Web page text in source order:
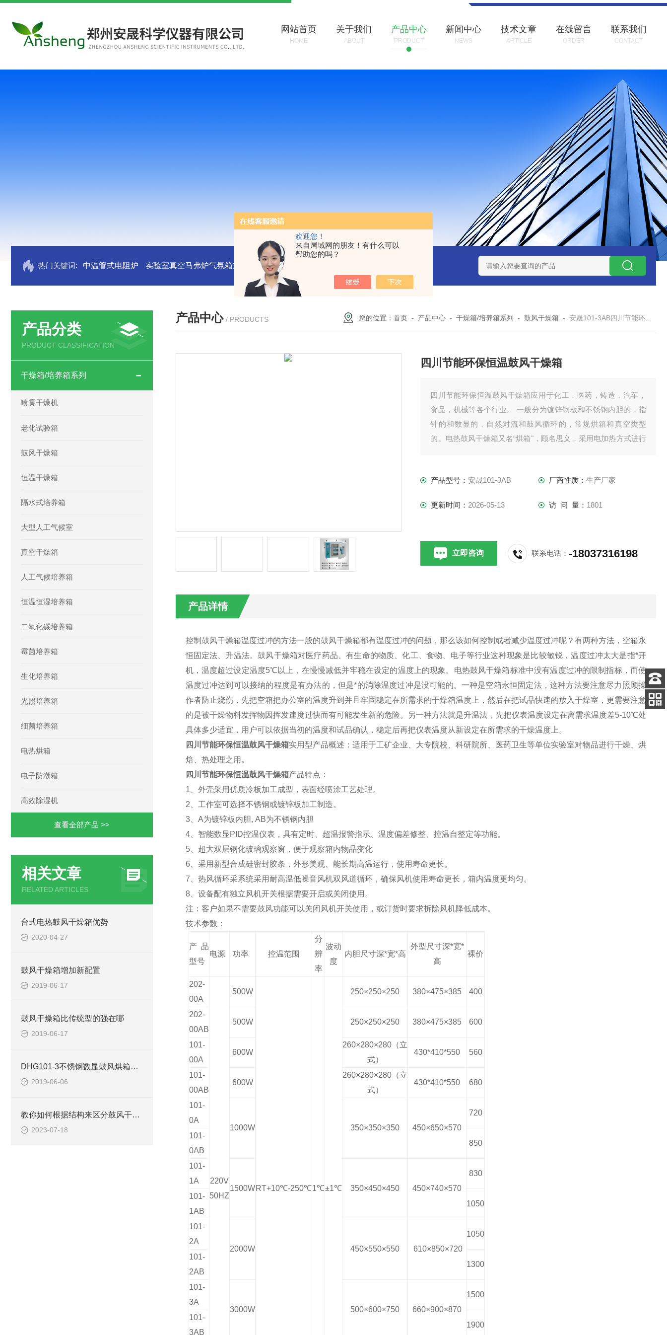
欢迎您！
来自局域网的朋友！有什么可以
帮助您的吗？
网站首页
HOME
关于我们
ABOUT
产品中心
PRODUCT
新闻中心
NEWS
技术文章
ARTICLE
在线留言
ORDER
联系我们
CONTACT
热门关键词: 中温管式电阻炉 实验室真空马弗炉气氛箱式炉厂家 灰分测定马弗炉-郑州安晟科学仪器 SX2-9-17TP高温实验用热失重马弗炉 实验室小型高温马弗炉 陶瓷纤维
产品分类
PRODUCT CLASSIFICATION
干燥箱/培养箱系列
喷雾干燥机
老化试验箱
鼓风干燥箱
恒温干燥箱
隔水式培养箱
大型人工气候室
真空干燥箱
人工气候培养箱
恒温恒湿培养箱
二氧化碳培养箱
霉菌培养箱
生化培养箱
光照培养箱
细菌培养箱
电热烘箱
电子防潮箱
高效除湿机
查看全部产品 >>
相关文章
RELATED ARTICLES
台式电热鼓风干燥箱优势
2020-04-27
鼓风干燥箱增加新配置
2019-06-17
鼓风干燥箱比传统型的强在哪
2019-06-17
DHG101-3不锈钢数显鼓风烘箱使用注意事项
2019-06-06
教你如何根据结构来区分鼓风干燥箱
2023-07-18
产品中心 / PRODUCTS 您的位置：首页 - 产品中心 -干燥箱/培养箱系列 -鼓风干燥箱 -安晟101-3AB四川节能环保恒温鼓风干燥箱
四川节能环保恒温鼓风干燥箱
四川节能环保恒温鼓风干燥箱应用于化工，医药，铸造，汽车，
食品，机械等各个行业。 一般分为镀锌钢板和不锈钢内胆的，指
针的和数显的，自然对流和鼓风循环的，常规烘箱和真空类型
的。电热鼓风干燥箱又名“烘箱"，顾名思义，采用电加热方式进行
产品型号：安晟101-3AB 厂商性质： 生产厂家
更新时间： 2026-05-13 访 问 量： 1801
立即咨询 联系电话：-18037316198
产品详情
控制鼓风干燥箱温度过冲的方法一般的鼓风干燥箱都有温度过冲的问题，那么该如何控制或者减少温度过冲呢？有两种方法，空箱永
恒固定法、升温法。鼓风干燥箱对医疗药品、有生命的物质、化工、食物、电子等行业这种现象是比较敏锐，温度过冲太大是指*开
机，温度超过设定温度5℃以上，在慢慢减低并牢稳在设定的温度上的现象。电热鼓风干燥箱标准中没有温度过冲的限制指标，而使
温度过冲达到可以接纳的程度是有办法的，但是*的消除温度过冲是没可能的。一种是空箱永恒固定法，这种方法要注意尽力照顾操
作者防止烧伤，先把空箱把办公室的温度升到并且牢固稳定在所需求的干燥箱温度上，然后在把试品快速的放入干燥室，更需要注意
的是被干燥物料发挥物因挥发速度过快而有可能发生新的危险。另一种方法就是升温法，先把仪表温度设定在离需求温度差5-10℃处
具体多少适宜，用户可以依据当初的温度和试品确认，稳定后再把仪表温度从新设定在所需求的干燥温度上。
四川节能环保恒温鼓风干燥箱实用型产品概述：适用于工矿企业、大专院校、科研院所、医药卫生等单位实验室对物品进行干燥、烘
焙、热处理之用。
四川节能环保恒温鼓风干燥箱产品特点：
1、外壳采用优质冷板加工成型，表面经喷涂工艺处理。
2、工作室可选择不锈钢或镀锌板加工制造。
3、A为镀锌板内胆, AB为不锈钢内胆
4、 智能数显 PID控温仪表，具有定时、超温报警指示、温度偏差修整、控温自整定等功能。
5、超大双层钢化玻璃观察窗，便于观察箱内物品变化
6、采用新型合成硅密封胶条，外形美观、能长期高温运行，使用寿命更长。
7、热风循环采系统采用耐高温低噪音风机双风道循环，确保风机使用寿命更长，箱内温度更均匀。
8、设备配有独立风机开关根据需要开启或关闭使用。
注：客户如果不需要鼓风功能可以关闭风机开关使用，或订货时要求拆除风机降低成本。
技术参数：
产品
型号
电源 功率 控温范围
分
辨
率
波动
度
内胆尺寸深*宽*高
外型尺寸深*宽*
高
裸价
202-
00A
220V
50HZ
500W
RT+10℃-250℃1℃±1℃
250×250×250 380×475×385 400
202-
00AB
500W 250×250×250 380×475×385 600
101-
00A
600W
260×280×280（立
式）
430*410*550 560
101-
00AB
600W
260×280×280（立
式）
430*410*550 680
101-
0A
1000W
350×350×350 450×650×570
720
101-
0AB
850
101-
1A
1500W
350×450×450 450×740×570
830
101-
1AB
1050
101-
2A
2000W
450×550×550 610×850×720
1050
101-
2AB
1300
101-
3A
3000W
500×600×750 660×900×870
1500
101-
3AB
1900
客服
电话